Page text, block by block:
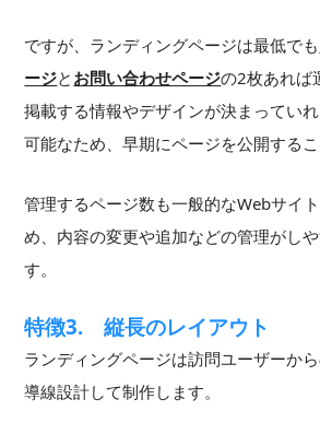
ですが、ランディングページは最低でも
ージと お問い合わせページの2枚あれば
掲載する情報やデザインが決まってい
可能なため、早期にページを公開するこ
管理するページ数も一般的なWebサイ
め、内容の変更や追加などの管理がし
す。
特徴3. 縦長のレイアウト
ランディングページは訪問ユーザーか
導線設計して制作します。